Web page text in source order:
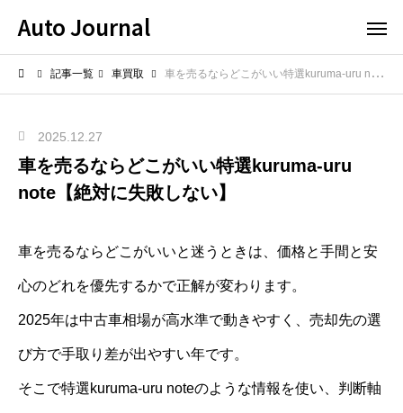
Auto Journal
記事一覧 車買取 車を売るならどこがいい特選kuruma-uru note【絶対に失敗しない】
2025.12.27
車を売るならどこがいい特選kuruma-uru
note【絶対に失敗しない】
車を売るならどこがいいと迷うときは、価格と手間と安
心のどれを優先するかで正解が変わります。
2025年は中古車相場が高水準で動きやすく、売却先の選
び方で手取り差が出やすい年です。
そこで特選kuruma-uru noteのような情報を使い、判断軸